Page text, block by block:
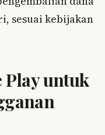
sesuai kebijakan
Play untuk